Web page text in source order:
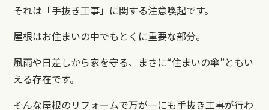
それは「手抜き工事」に関する注意喚起です。
屋根はお住まいの中でもとくに重要な部分。
風雨や日差しから家を守る、まさに“住まいの傘”ともい
える存在です。
そんな屋根のリフォームで万が一にも手抜き工事が行わ